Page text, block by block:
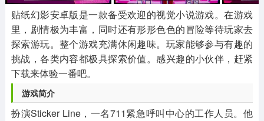
3931款应用
69款应用
700款应用
其他
981款应用
末日游戏
1405款应用
pc游戏
3443款应用
游戏攻略
63款应用
8款应用
8款应用
贴纸幻影安卓版是一款备受欢迎的视觉小说游戏。在游戏
里，剧情极为丰富，同时还有形形色色的冒险等待玩家去
探索游玩。整个游戏充满休闲趣味。玩家能够参与有趣的
挑战，各类内容都极具探索价值。感兴趣的小伙伴，赶紧
下载来体验一番吧。
游戏简介
扮演Sticker Line，一名711紧急呼叫中心的工作人员。他